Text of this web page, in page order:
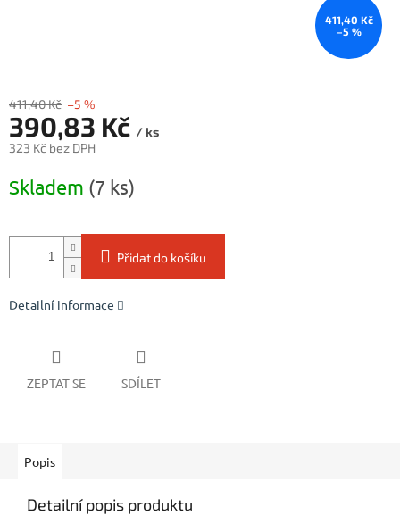
411,40 Kč
–5 %
411,40 Kč –5 %
390,83 Kč / ks
323 Kč bez DPH
cena:
Skladem (7 ks)
Přidat do košíku
Detailní informace
ZEPTAT SE SDÍLET
Popis
Detailní popis produktu